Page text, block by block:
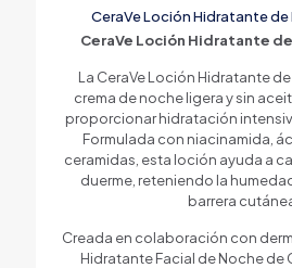
CeraVe Loción Hidratante de
CeraVe Loción Hidratante
La CeraVe Loción Hidratante
crema de noche ligera y sin
proporcionar hidratación
Formulada con niacinamida,
ceramidas, esta loción ayuda a
duerme, reteniendo la
barrera
Creada en colaboración con
Hidratante Facial de Noche de